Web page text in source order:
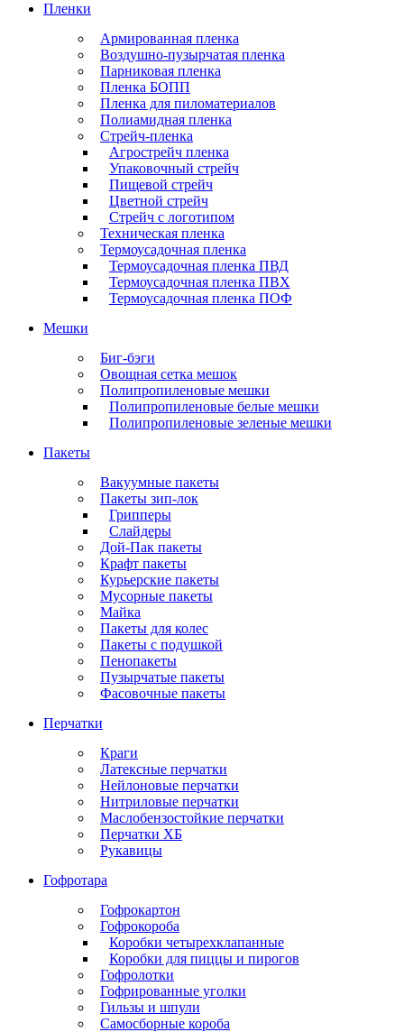
Пленки
Армированная пленка
Воздушно-пузырчатая пленка
Парниковая пленка
Пленка БОПП
Пленка для пиломатериалов
Полиамидная пленка
Стрейч-пленка
Агрострейч пленка
Упаковочный стрейч
Пищевой стрейч
Цветной стрейч
Стрейч с логотипом
Техническая пленка
Термоусадочная пленка
Термоусадочная пленка ПВД
Термоусадочная пленка ПВХ
Термоусадочная пленка ПОФ
Мешки
Биг-бэги
Овощная сетка мешок
Полипропиленовые мешки
Полипропиленовые белые мешки
Полипропиленовые зеленые мешки
Пакеты
Вакуумные пакеты
Пакеты зип-лок
Грипперы
Слайдеры
Дой-Пак пакеты
Крафт пакеты
Курьерские пакеты
Мусорные пакеты
Майка
Пакеты для колес
Пакеты с подушкой
Пенопакеты
Пузырчатые пакеты
Фасовочные пакеты
Перчатки
Краги
Латексные перчатки
Нейлоновые перчатки
Нитриловые перчатки
Маслобензостойкие перчатки
Перчатки ХБ
Рукавицы
Гофротара
Гофрокартон
Гофрокороба
Коробки четырехклапанные
Коробки для пиццы и пирогов
Гофролотки
Гофрированные уголки
Гильзы и шпули
Самосборные короба